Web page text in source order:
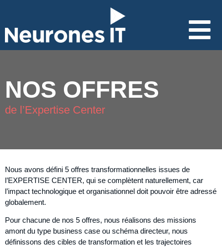
NOS OFFRES
de l’Expertise Center
Nous avons défini 5 offres transformationnelles issues de
l’EXPERTISE CENTER, qui se complètent naturellement, car
l’impact technologique et organisationnel doit pouvoir être adressé
globalement.
Pour chacune de nos 5 offres, nous réalisons des missions
amont du type business case ou schéma directeur, nous
définissons des cibles de transformation et les trajectoires